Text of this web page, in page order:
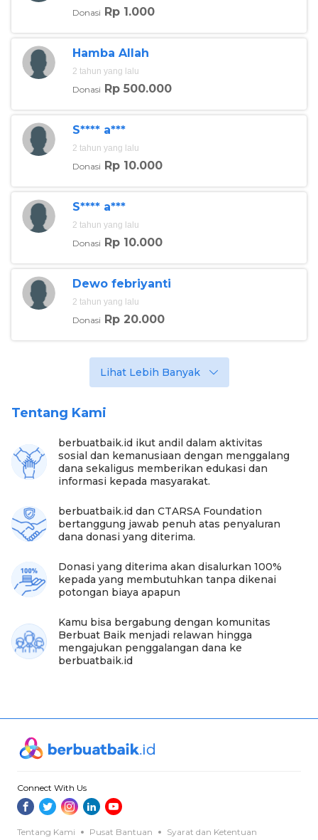
Donasi Rp 1.000
Hamba Allah
2 tahun yang lalu
Donasi Rp 500.000
S**** a***
2 tahun yang lalu
Donasi Rp 10.000
S**** a***
2 tahun yang lalu
Donasi Rp 10.000
Dewo febriyanti
2 tahun yang lalu
Donasi Rp 20.000
Lihat Lebih Banyak
Tentang Kami
berbuatbaik.id ikut andil dalam aktivitas
sosial dan kemanusiaan dengan menggalang
dana sekaligus memberikan edukasi dan
informasi kepada masyarakat.
berbuatbaik.id dan CTARSA Foundation
bertanggung jawab penuh atas penyaluran
dana donasi yang diterima.
Donasi yang diterima akan disalurkan 100%
kepada yang membutuhkan tanpa dikenai
potongan biaya apapun
Kamu bisa bergabung dengan komunitas
Berbuat Baik menjadi relawan hingga
mengajukan penggalangan dana ke
berbuatbaik.id
Connect With Us
Tentang Kami Pusat Bantuan
Syarat dan Ketentuan